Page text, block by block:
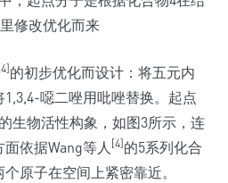
修改优化而来
的初步优化而设计：将五元内
噁二唑用吡唑替换。起点
生物活性构象，如图3所示，连
依据Wang等人 [4]的5系列化合
原子在空间上紧密靠近。